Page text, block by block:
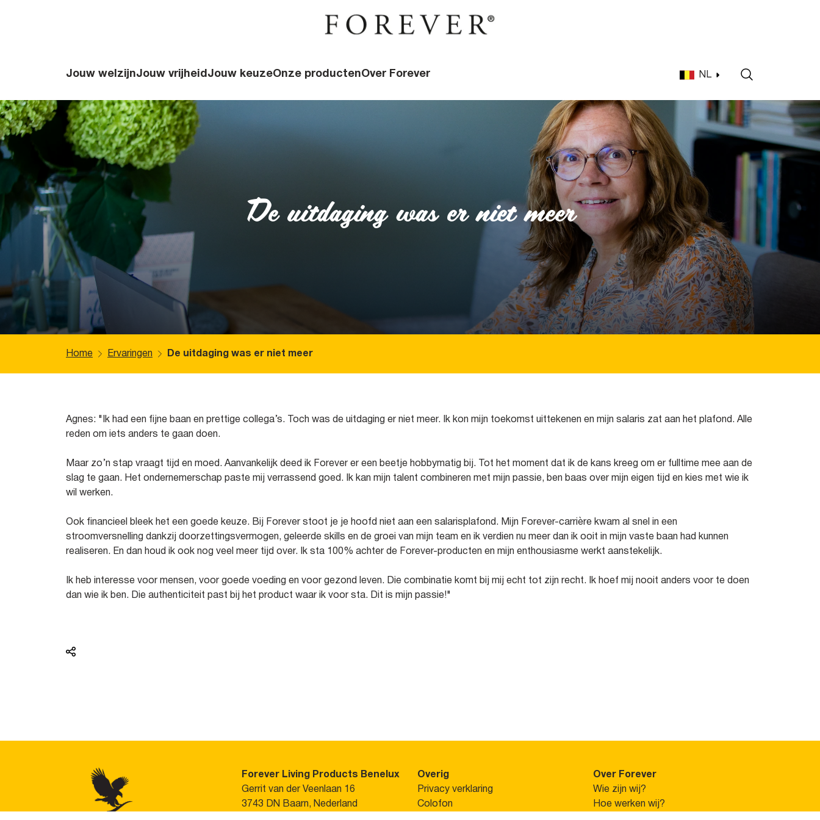
Jouw welzijnJouw vrijheid Jouw keuzeOnze productenOver Forever NL
De uitdaging was er niet meer
Home Ervaringen De uitdaging was er niet meer
Agnes: "Ik had een fijne baan en prettige collega’s. Toch was de uitdaging er niet meer. Ik kon mijn toekomst uittekenen en mijn salaris zat aan het plafond. Alle
reden om iets anders te gaan doen.
Maar zo’n stap vraagt tijd en moed. Aanvankelijk deed ik Forever er een beetje hobbymatig bij. Tot het moment dat ik de kans kreeg om er fulltime mee aan de
slag te gaan. Het ondernemerschap paste mij verrassend goed. Ik kan mijn talent combineren met mijn passie, ben baas over mijn eigen tijd en kies met wie ik
wil werken.
Ook financieel bleek het een goede keuze. Bij Forever stoot je je hoofd niet aan een salarisplafond. Mijn Forever-carrière kwam al snel in een
stroomversnelling dankzij doorzettingsvermogen, geleerde skills en de groei van mijn team en ik verdien nu meer dan ik ooit in mijn vaste baan had kunnen
realiseren. En dan houd ik ook nog veel meer tijd over. Ik sta 100% achter de Forever-producten en mijn enthousiasme werkt aanstekelijk.
Ik heb interesse voor mensen, voor goede voeding en voor gezond leven. Die combinatie komt bij mij echt tot zijn recht. Ik hoef mij nooit anders voor te doen
dan wie ik ben. Die authenticiteit past bij het product waar ik voor sta. Dit is mijn passie!"
Forever Living Products Benelux
Gerrit van der Veenlaan 16
3743 DN Baarn, Nederland
Overig
Privacy verklaring
Colofon
Over Forever
Wie zijn wij?
Hoe werken wij?